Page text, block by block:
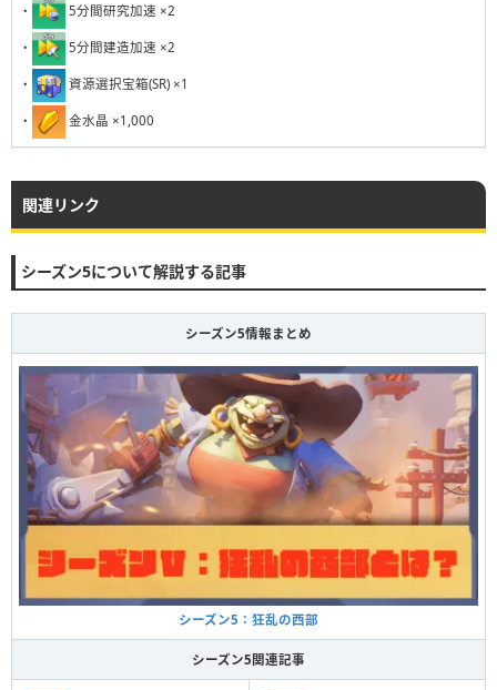
231
・ 5分間研究加速 ×2
・ 5分間建造加速 ×2
・ 資源選択宝箱(SR) ×1
・ 金水晶 ×1,000
関連リンク
シーズン5について解説する記事
シーズン5情報まとめ
シーズン5：狂乱の西部
シーズン5関連記事